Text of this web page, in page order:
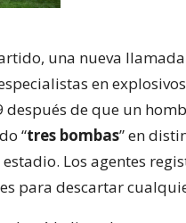
una nueva
en
después de que un
“tres bombas” en
Los agentes
para descartar